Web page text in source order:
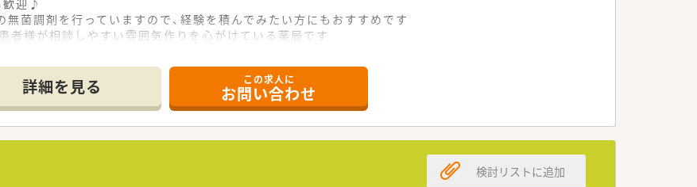
菌調剤を行っていますので、経験を積んでみたい方にもおすすめです
者様が相談しやすい雰囲気作りを心がけている薬局です
詳細を見る この求人に
お問い合わせ
検討リストに追加